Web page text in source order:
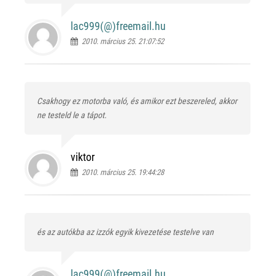
lac999(@)freemail.hu
2010. március 25. 21:07:52
Csakhogy ez motorba való, és amikor ezt beszereled, akkor
ne testeld le a tápot.
viktor
2010. március 25. 19:44:28
és az autókba az izzók egyik kivezetése testelve van